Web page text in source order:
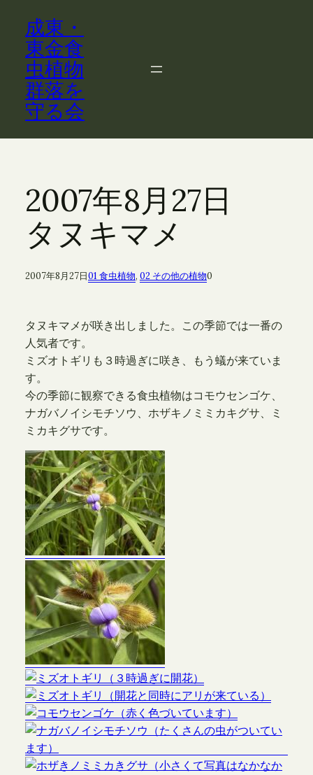
成東・
東金食
虫植物
群落を
守る会
2007年8月27日
タヌキマメ
2007年8月27日01 食虫植物, 02 その他の植物0
タヌキマメが咲き出しました。この季節では一番の
人気者です。
ミズオトギリも３時過ぎに咲き、もう蟻が来ていま
す。
今の季節に観察できる食虫植物はコモウセンゴケ、
ナガバノイシモチソウ、ホザキノミミカキグサ、ミ
ミカキグサです。